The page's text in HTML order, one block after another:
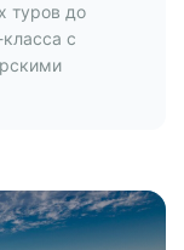
туров до
с